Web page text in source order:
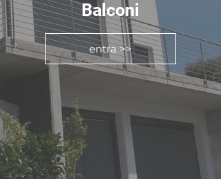
Balconi
entra >>